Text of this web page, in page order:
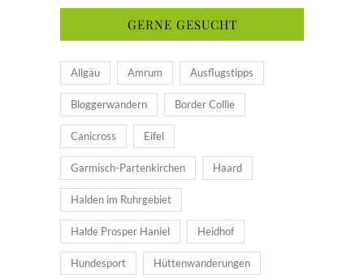
GERNE GESUCHT
Allgäu Amrum Ausflugstipps
Bloggerwandern Border Collie
Canicross Eifel
Garmisch-Partenkirchen Haard
Halden im Ruhrgebiet
Halde Prosper Haniel Heidhof
Hundesport Hüttenwanderungen